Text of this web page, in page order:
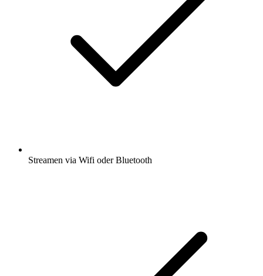
Streamen via Wifi oder Bluetooth